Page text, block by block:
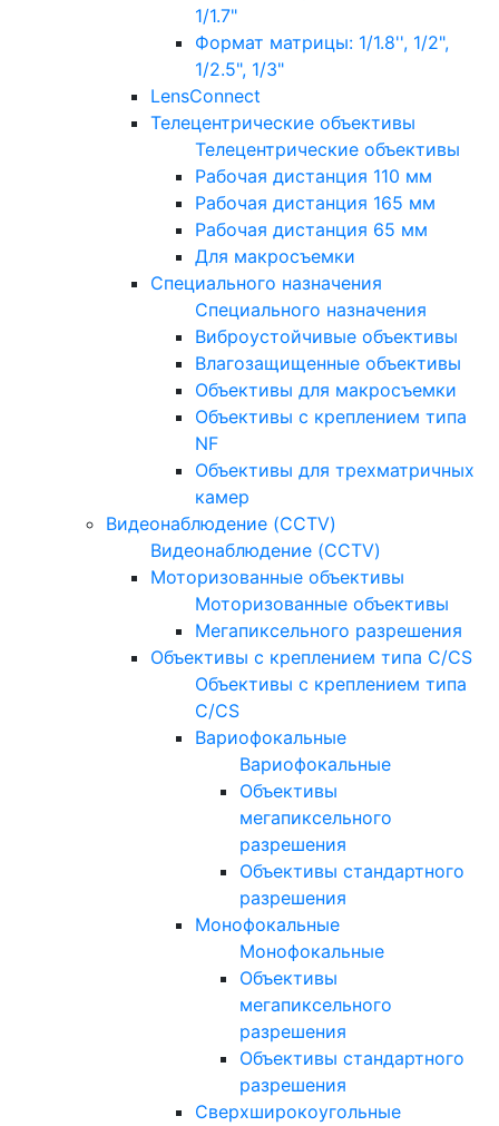
1/1.7"
Формат матрицы: 1/1.8'', 1/2",
1/2.5", 1/3"
LensConnect
Телецентрические объективы
Телецентрические объективы
Рабочая дистанция 110 мм
Рабочая дистанция 165 мм
Рабочая дистанция 65 мм
Для макросъемки
Специального назначения
Специального назначения
Виброустойчивые объективы
Влагозащищенные объективы
Объективы для макросъемки
Объективы с креплением типа
NF
Объективы для трехматричных
камер
Видеонаблюдение (CCTV)
Видеонаблюдение (CCTV)
Моторизованные объективы
Моторизованные объективы
Мегапиксельного разрешения
Объективы с креплением типа C/CS
Объективы с креплением типа
C/CS
Вариофокальные
Вариофокальные
Объективы
мегапиксельного
разрешения
Объективы стандартного
разрешения
Монофокальные
Монофокальные
Объективы
мегапиксельного
разрешения
Объективы стандартного
разрешения
Сверхширокоугольные